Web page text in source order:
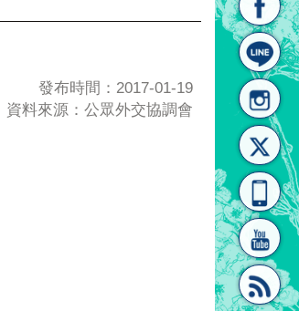
文語
發布時間：2017-01-19
資料來源：公眾外交協調會